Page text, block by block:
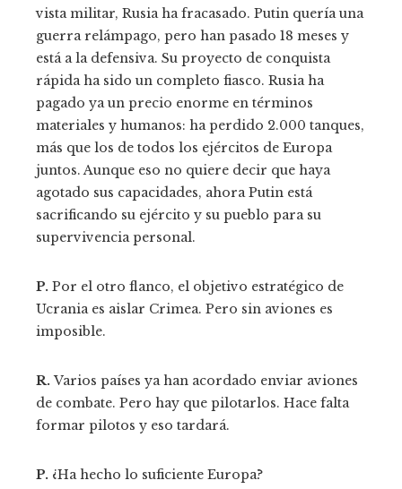
vista militar, Rusia ha fracasado. Putin quería una
guerra relámpago, pero han pasado 18 meses y
está a la defensiva. Su proyecto de conquista
rápida ha sido un completo fiasco. Rusia ha
pagado ya un precio enorme en términos
materiales y humanos: ha perdido 2.000 tanques,
más que los de todos los ejércitos de Europa
juntos. Aunque eso no quiere decir que haya
agotado sus capacidades, ahora Putin está
sacrificando su ejército y su pueblo para su
supervivencia personal.
P. Por el otro flanco, el objetivo estratégico de
Ucrania es aislar Crimea. Pero sin aviones es
imposible.
R.Varios países ya han acordado enviar aviones
de combate. Pero hay que pilotarlos. Hace falta
formar pilotos y eso tardará.
P. ¿Ha hecho lo suficiente Europa?